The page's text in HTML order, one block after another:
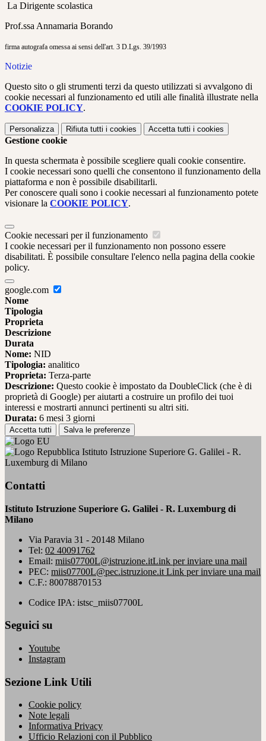
La Dirigente scolastica
Prof.ssa Annamaria Borando
firma autografa omessa ai sensi dell'art. 3 D.Lgs. 39/1993
Notizie
Questo sito o gli strumenti terzi da questo utilizzati si avvalgono di
cookie necessari al funzionamento ed utili alle finalità illustrate nella
COOKIE POLICY.
Personalizza Rifiuta tutti i cookies Accetta tutti i cookies
Gestione cookie
In questa schermata è possibile scegliere quali cookie consentire.
I cookie necessari sono quelli che consentono il funzionamento della
piattaforma e non è possibile disabilitarli.
Per conoscere quali sono i cookie necessari al funzionamento potete
visionare la COOKIE POLICY.
Cookie necessari per il funzionamento
I cookie necessari per il funzionamento non possono essere
disabilitati. È possibile consultare l'elenco nella pagina della cookie
policy.
google.com
Nome
Tipologia
Proprieta
Descrizione
Durata
Nome: NID
Tipologia: analitico
Proprieta: Terza-parte
Descrizione: Questo cookie è impostato da DoubleClick (che è di
proprietà di Google) per aiutarti a costruire un profilo dei tuoi
interessi e mostrarti annunci pertinenti su altri siti.
Durata: 6 mesi 3 giorni
Accetta tutti Salva le preferenze
Istituto Istruzione Superiore G. Galilei - R.
Luxemburg di Milano
Contatti
Istituto Istruzione Superiore G. Galilei - R. Luxemburg di
Milano
Via Paravia 31 - 20148 Milano
Tel: 02 40091762
Email: miis07700L@istruzione.itLink per inviare una mail
PEC: miis07700L@pec.istruzione.it Link per inviare una mail
C.F.: 80078870153
Codice IPA: istsc_miis07700L
Seguici su
Youtube
Instagram
Sezione Link Utili
Cookie policy
Note legali
Informativa Privacy
Ufficio Relazioni con il Pubblico